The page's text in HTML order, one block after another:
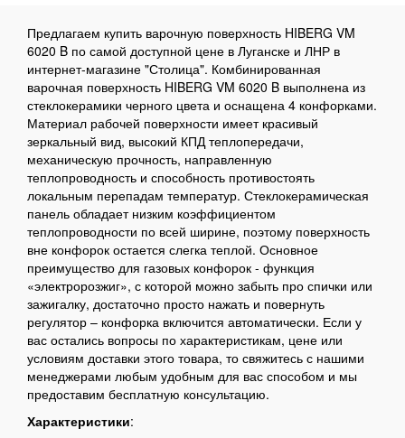
Предлагаем купить варочную поверхность HIBERG VM
6020 B по самой доступной цене в Луганске и ЛНР в
интернет-магазине "Столица". Комбинированная
варочная поверхность HIBERG VM 6020 B выполнена из
стеклокерамики черного цвета и оснащена 4 конфорками.
Материал рабочей поверхности имеет красивый
зеркальный вид, высокий КПД теплопередачи,
механическую прочность, направленную
теплопроводность и способность противостоять
локальным перепадам температур. Стеклокерамическая
панель обладает низким коэффициентом
теплопроводности по всей ширине, поэтому поверхность
вне конфорок остается слегка теплой. Основное
преимущество для газовых конфорок - функция
«электророзжиг», с которой можно забыть про спички или
зажигалку, достаточно просто нажать и повернуть
регулятор – конфорка включится автоматически. Если у
вас остались вопросы по характеристикам, цене или
условиям доставки этого товара, то свяжитесь с нашими
менеджерами любым удобным для вас способом и мы
предоставим бесплатную консультацию.
Характеристики: